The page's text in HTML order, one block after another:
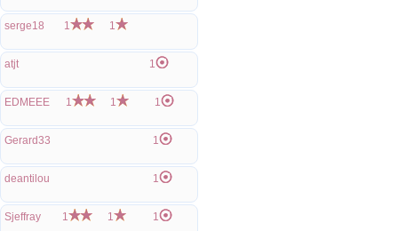
serge18 1 1
atjt 1
EDMEEE 1 1 1
Gerard33 1
deantilou 1
Sjeffray 1 1 1